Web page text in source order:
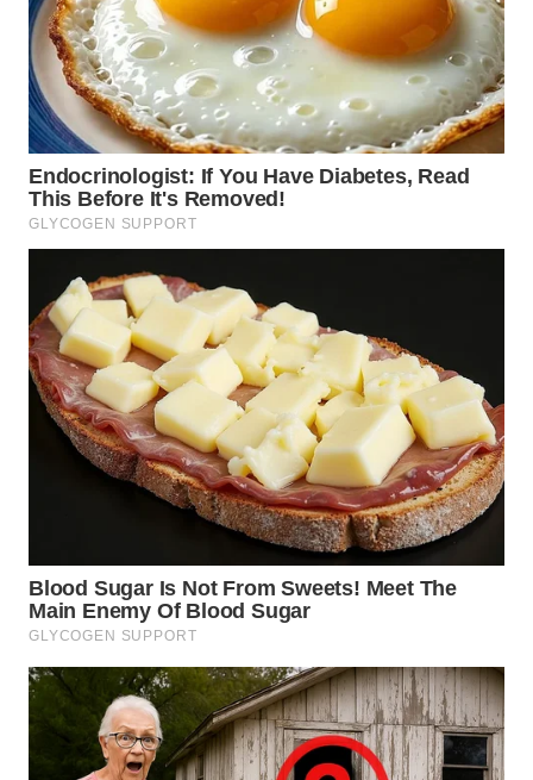
DANAU
TOBA
WN
NIAS
WN
LANGKAT
WN
TAPANULI
SELATAN
WN
TANJUNG
LESUNG
WN
SIMALUNGUN
LABUHANBATU
WN